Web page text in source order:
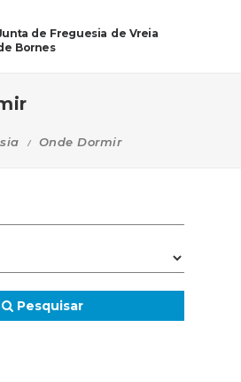
de Freguesia de Vreia
Bornes
Onde Dormir
Pesquisar